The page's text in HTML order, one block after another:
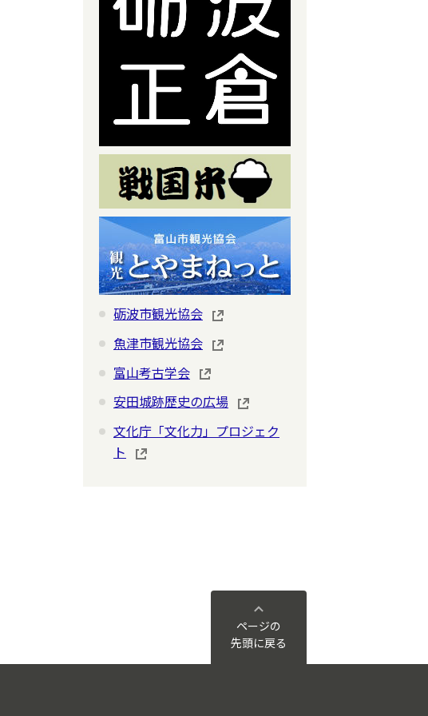
砺波市観光協会
魚津市観光協会
富山考古学会
安田城跡歴史の広場
文化庁「文化力」プロジェク
ト
ページの
先頭に戻る